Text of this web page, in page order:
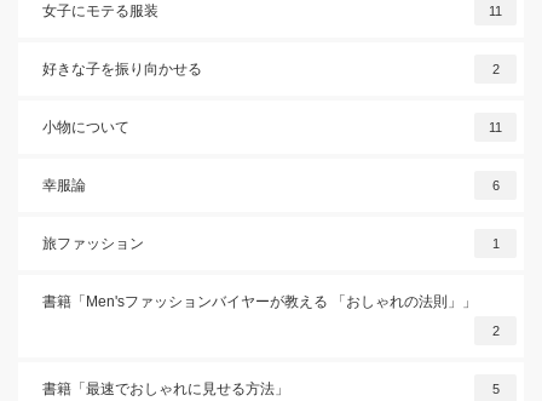
女子にモテる服装 11
好きな子を振り向かせる 2
小物について 11
幸服論 6
旅ファッション 1
書籍「Men'sファッションバイヤーが教える 「おしゃれの法則」」
2
書籍「最速でおしゃれに見せる方法」 5